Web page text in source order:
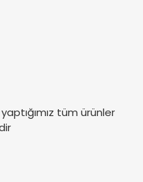
tüm ürünler